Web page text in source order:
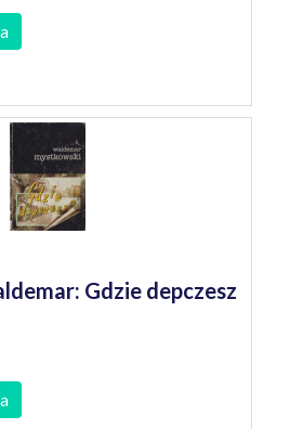
Gdzie depczesz